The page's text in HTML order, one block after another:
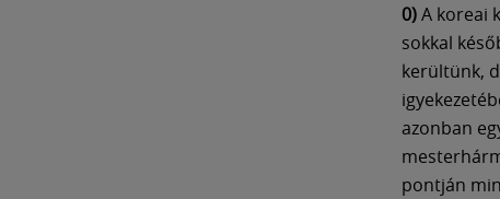
0)A koreai
sokkal
kerültünk,
azonban
pontján